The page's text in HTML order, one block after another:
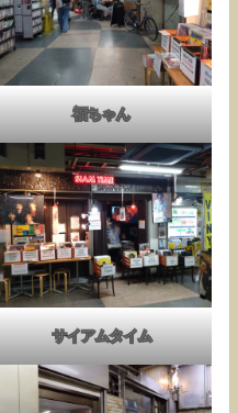
福ちゃん
サイアムタイム